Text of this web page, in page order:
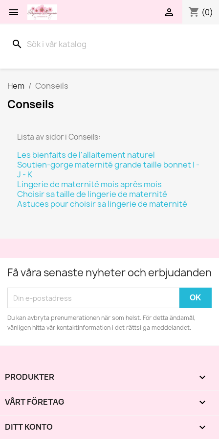
 shopping_cart (0)

search
Hem Conseils
Conseils
Lista av sidor i Conseils:
Les bienfaits de l'allaitement naturel
Soutien-gorge maternité grande taille bonnet I -
J - K
Lingerie de maternité mois après mois
Choisir sa taille de lingerie de maternité
Astuces pour choisir sa lingerie de maternité
Få våra senaste nyheter och erbjudanden
Du kan avbryta prenumerationen när som helst. För detta ändamål,
vänligen hitta vår kontaktinformation i det rättsliga meddelandet.
PRODUKTER 
VÅRT FÖRETAG 
DITT KONTO 